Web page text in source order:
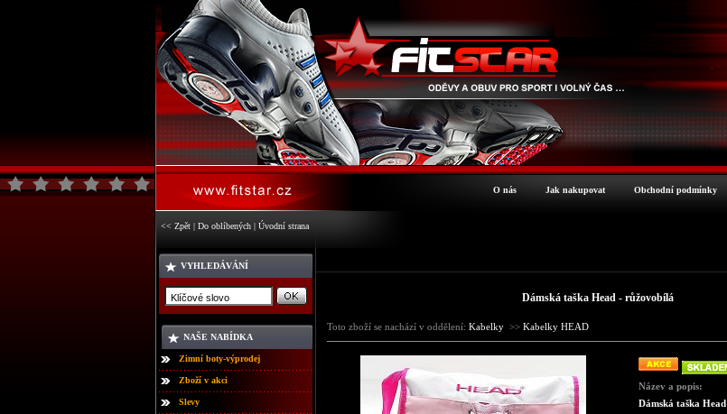
O nás Jak nakupovat Obchodní podmínky
<< Zpět | Do oblíbených | Úvodní strana
VYHLEDÁVÁNÍ
NAŠE NABÍDKA
Zimní boty-výprodej
Zboží v akci
Slevy
Dámská taška Head - růžovobílá
Toto zboží se nachází v oddělení: Kabelky >> Kabelky HEAD
Název a popis:
Dámská taška